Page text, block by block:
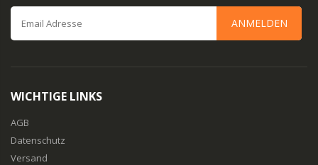
ANMELDEN
WICHTIGE LINKS
AGB
Datenschutz
Versand